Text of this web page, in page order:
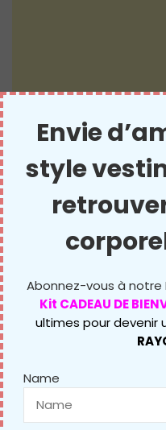
Une jupe noire
Peu importe ce que
que vous êtes
travail ou que vous
déjeuner, par exemple,
Envie
style
Abonnez-vous à
Kit CADEAU DE
ultimes pour devenir
Name